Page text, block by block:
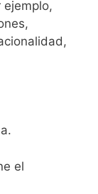
ejemplo,
el